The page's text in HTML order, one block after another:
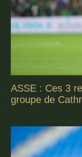
ASSE : Ces 3
groupe de